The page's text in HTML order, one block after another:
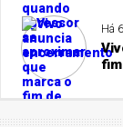
Há